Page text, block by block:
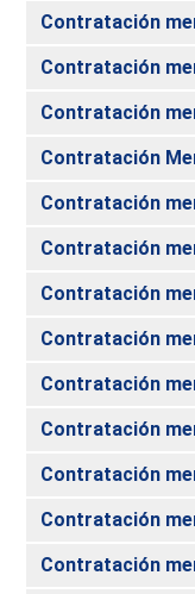
Contratación
Contratación
Contratación
Contratación
Contratación
Contratación
Contratación
Contratación
Contratación
Contratación
Contratación
Contratación
Contratación